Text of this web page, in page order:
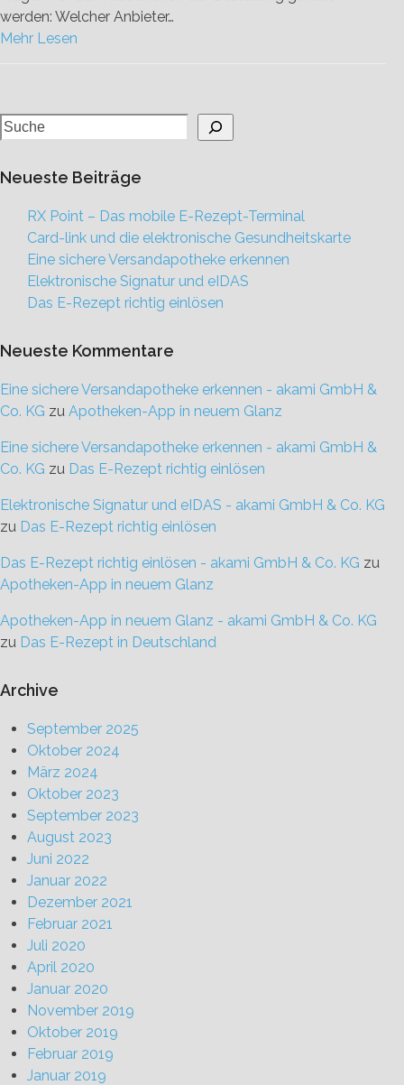
werden: Welcher Anbieter…
Mehr Lesen
Neueste Beiträge
RX Point – Das mobile E-Rezept-Terminal
Card-link und die elektronische Gesundheitskarte
Eine sichere Versandapotheke erkennen
Elektronische Signatur und eIDAS
Das E-Rezept richtig einlösen
Neueste Kommentare
Eine sichere Versandapotheke erkennen - akami GmbH &
Co. KG zu Apotheken-App in neuem Glanz
Eine sichere Versandapotheke erkennen - akami GmbH &
Co. KG zu Das E-Rezept richtig einlösen
Elektronische Signatur und eIDAS - akami GmbH & Co. KG
zu Das E-Rezept richtig einlösen
Das E-Rezept richtig einlösen - akami GmbH & Co. KG zu
Apotheken-App in neuem Glanz
Apotheken-App in neuem Glanz - akami GmbH & Co. KG
zu Das E-Rezept in Deutschland
Archive
September 2025
Oktober 2024
März 2024
Oktober 2023
September 2023
August 2023
Juni 2022
Januar 2022
Dezember 2021
Februar 2021
Juli 2020
April 2020
Januar 2020
November 2019
Oktober 2019
Februar 2019
Januar 2019